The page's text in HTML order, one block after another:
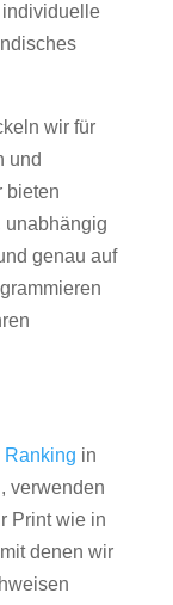
wir für
und
bieten
unabhängig
genau auf
Ranking in
verwenden
Print wie in
denen wir